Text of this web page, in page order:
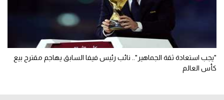
"يجب استعادة ثقة الجماهير".. نائب رئيس فيفا السابق يهاجم مقترح بيع
كأس العالم